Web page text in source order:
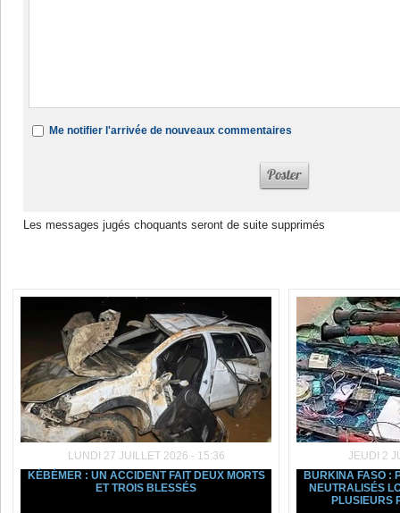
Me notifier l'arrivée de nouveaux commentaires
Les messages jugés choquants seront de suite supprimés
LUNDI 27 JUILLET 2026 - 15:36
KÉBÉMER : UN ACCIDENT FAIT DEUX MORTS
ET TROIS BLESSÉS
JEUDI 2
BURKINA FASO :
NEUTRALISÉS
PLUSIEURS